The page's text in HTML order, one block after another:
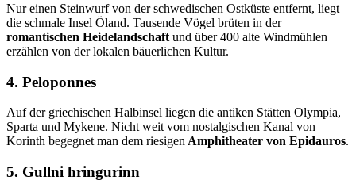
Nur einen Steinwurf von der schwedischen Ostküste entfernt, liegt
die schmale Insel Öland. Tausende Vögel brüten in der
romantischen Heidelandschaft und über 400 alte Windmühlen
erzählen von der lokalen bäuerlichen Kultur.
4. Peloponnes
Auf der griechischen Halbinsel liegen die antiken Stätten Olympia,
Sparta und Mykene. Nicht weit vom nostalgischen Kanal von
Korinth begegnet man dem riesigen Amphitheater von Epidauros.
5. Gullni hringurinn